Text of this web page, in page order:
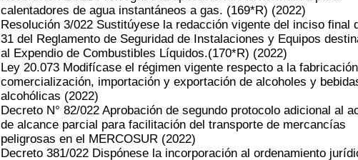
calentadores de agua instantáneos a gas. (169*R) (2022)
Resolución 3/022 Sustitúyese la redacción vigente del inciso final
31 del Reglamento de Seguridad de Instalaciones y Equipos
al Expendio de Combustibles Líquidos.(170*R) (2022)
Ley 20.073 Modifícase el régimen vigente respecto a la
comercialización, importación y exportación de alcoholes y
alcohólicas (2022)
Decreto N° 82/022 Aprobación de segundo protocolo adicional al
de alcance parcial para facilitación del transporte de mercancías
peligrosas en el MERCOSUR (2022)
Decreto 381/022 Dispónese la incorporación al ordenamiento